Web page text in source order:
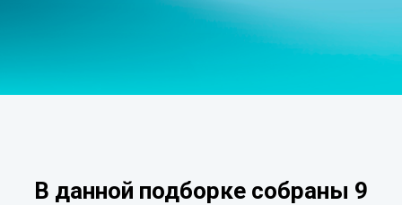
В данной подборке собраны 9